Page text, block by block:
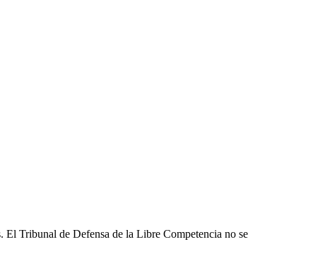
El Tribunal de Defensa de la Libre Competencia no se